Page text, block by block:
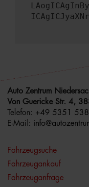
Auto Zentrum
Von Guericke Str. 4,
Telefon: +49 5351
E-Mail:
Fahrzeugsuche
Fahrzeugankauf
Fahrzeuganfrage